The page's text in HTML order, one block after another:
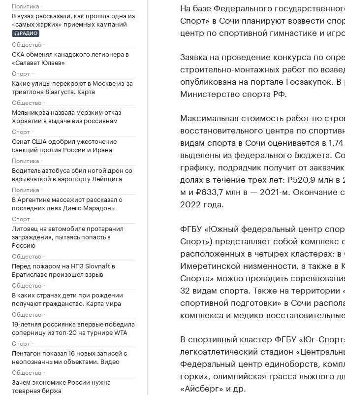
Политика
В вузах рассказали, как прошла одна из
«самых жарких» приемных кампаний
РАДИО
Общество
СКА обменял канадского легионера в
«Салават Юлаев»
Спорт
Какие улицы перекроют в Москве из-за
триатлона 8 августа. Карта
Общество
Мельникова назвала мерзким отказ
Хорватии в выдаче виз россиянам
Спорт
Сенат США одобрил ужесточение
санкций против России и Ирана
Политика
Водитель автобуса сбил ногой дрон со
взрывчаткой в аэропорту Лейпцига
Политика
В Аргентине массажист рассказал о
последних днях Диего Марадоны
Спорт
Литовец на автомобиле протаранил
заграждения, пытаясь попасть в
Россию
Общество
Перед пожаром на НПЗ Slovnaft в
Братиславе произошел взрыв
Общество
В каких странах дети при рождении
получают гражданство. Карта мира
Общество
19-летняя россиянка впервые победила
соперницу из топ-20 на турнире WTA
Спорт
Пентагон показал 16 новых записей с
неопознанными объектами. Видео
Общество
Зачем экономике России нужна
товарная биржа
На базе Федерального
Спорт» в Сочи планируют возвести
центр по спортивной гимнастике и
Заявка на проведение конкурса по
строительно-монтажных работ по
опубликована на портале Госзакупок.
Министерство спорта РФ.
Максимальная стоимость работ по
восстановительного центра по
видам спорта в Сочи оценивается в
выделены из федерального бюджета.
графику, подрядчик получит от
долях в течение трех лет: ₽520,9 млн
м и ₽633,7 млн в — 2021-м. Окончание
2022 года.
ФГБУ «Южный федеральный центр
Спорт») представляет собой комплекс
расположенных в четырех кластерах:
Имеретинской низменности, а также в
Спорта» можно проводить
32 видам спорта. Также на
спортивной подготовки» в Сочи
комплекса и медико-
В спортивный кластер ФГБУ «Юг-
легкоатлетический стадион
Федеральный центр единоборств,
горки», олимпийская трасса лыжного
«Айсберг» и др.